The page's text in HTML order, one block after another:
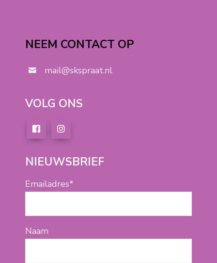
NEEM CONTACT OP
mail@skspraat.nl
VOLG ONS
NIEUWSBRIEF
Emailadres*
Naam